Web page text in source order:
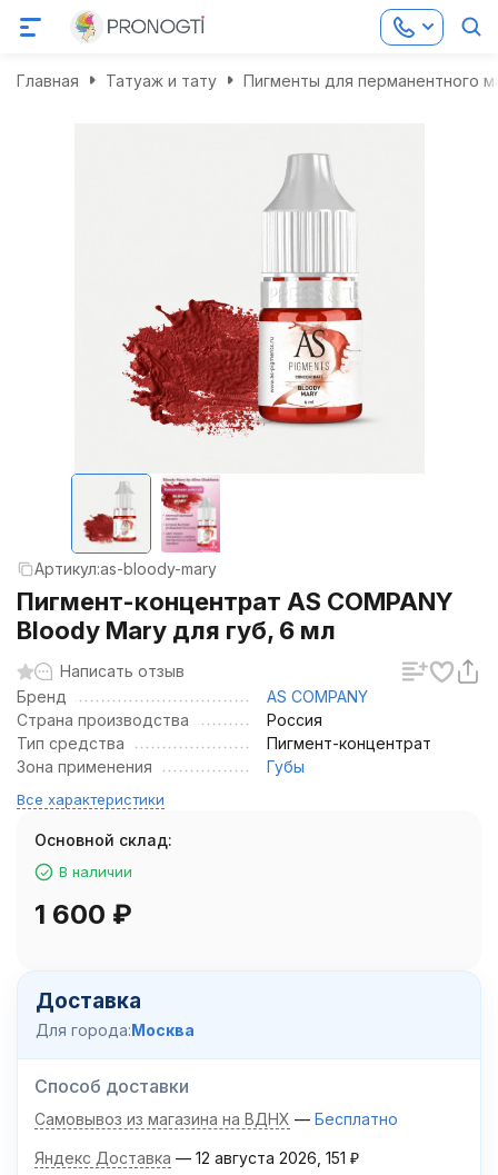
Главная Татуаж и тату Пигменты для перманентного
Артикул:as-bloody-mary
Пигмент-концентрат AS COMPANY
Bloody Mary для губ, 6 мл
Написать отзыв
Бренд
AS COMPANY
Страна производства
Россия
Тип средства
Пигмент-концентрат
Зона применения
Губы
Все характеристики
Основной склад:
В наличии
1 600 ₽
Доставка
Для города:Москва
Способ доставки
Самовывоз из магазина на ВДНХ Бесплатно
Яндекс Доставка 12 августа 2026 151 ₽